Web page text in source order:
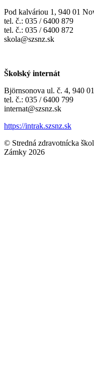
Pod kalváriou 1, 940 01
tel. č.: 035 / 6400 879
tel. č.: 035 / 6400 872
skola@szsnz.sk
Školský internát
Björnsonova ul. č. 4, 940
tel. č.: 035 / 6400 799
internat@szsnz.sk
https://intrak.szsnz.sk
© Stredná zdravotnícka
Zámky 2026